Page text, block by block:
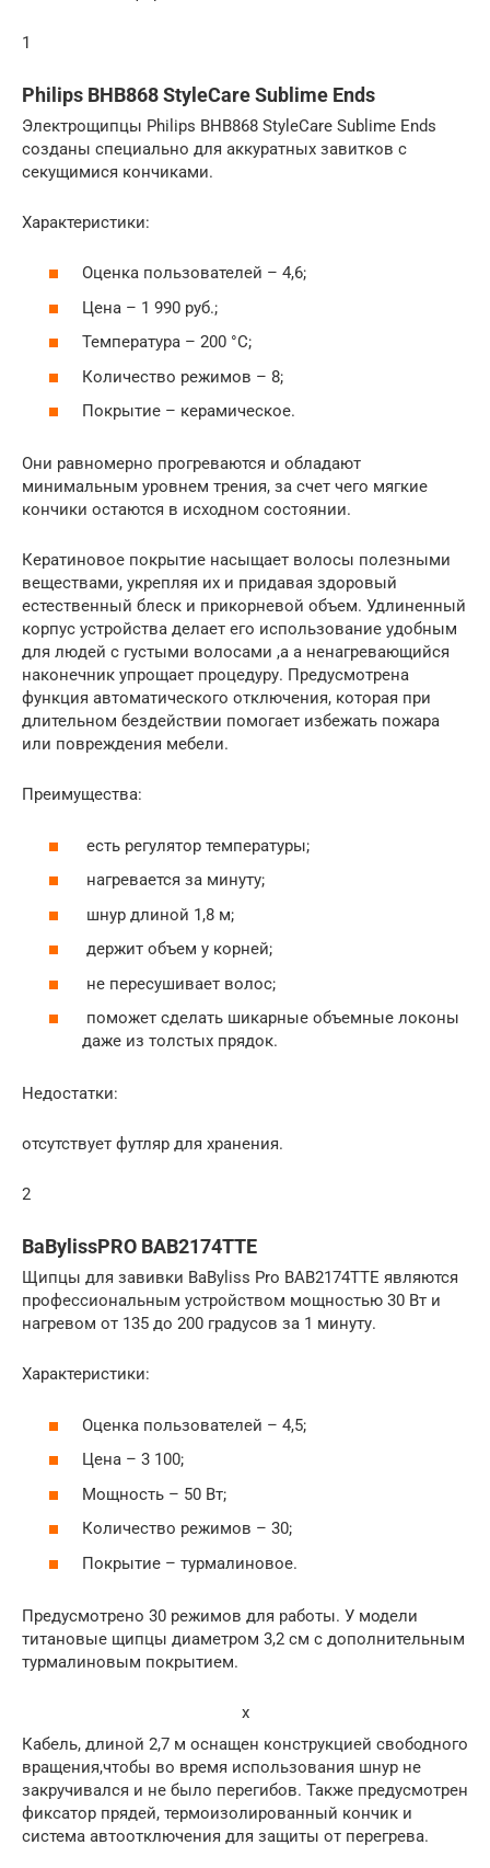
1
Philips BHB868 StyleCare Sublime Ends
Электрощипцы Philips BHB868 StyleCare Sublime Ends
созданы специально для аккуратных завитков с
секущимися кончиками.
Характеристики:
Оценка пользователей – 4,6;
Цена – 1 990 руб.;
Температура – 200 °C;
Количество режимов – 8;
Покрытие – керамическое.
Они равномерно прогреваются и обладают
минимальным уровнем трения, за счет чего мягкие
кончики остаются в исходном состоянии.
Кератиновое покрытие насыщает волосы полезными
веществами, укрепляя их и придавая здоровый
естественный блеск и прикорневой объем. Удлиненный
корпус устройства делает его использование удобным
для людей с густыми волосами ,а а ненагревающийся
наконечник упрощает процедуру. Предусмотрена
функция автоматического отключения, которая при
длительном бездействии помогает избежать пожара
или повреждения мебели.
Преимущества:
есть регулятор температуры;
нагревается за минуту;
шнур длиной 1,8 м;
держит объем у корней;
не пересушивает волос;
поможет сделать шикарные объемные локоны
даже из толстых прядок.
Недостатки:
отсутствует футляр для хранения.
2
BaBylissPRO BAB2174TTE
Щипцы для завивки BaByliss Pro BAB2174TTE являются
профессиональным устройством мощностью 30 Вт и
нагревом от 135 до 200 градусов за 1 минуту.
Характеристики:
Оценка пользователей – 4,5;
Цена – 3 100;
Мощность – 50 Вт;
Количество режимов – 30;
Покрытие – турмалиновое.
Предусмотрено 30 режимов для работы. У модели
титановые щипцы диаметром 3,2 см с дополнительным
турмалиновым покрытием.
x
Кабель, длиной 2,7 м оснащен конструкцией свободного
вращения,чтобы во время использования шнур не
закручивался и не было перегибов. Также предусмотрен
фиксатор прядей, термоизолированный кончик и
система автоотключения для защиты от перегрева.